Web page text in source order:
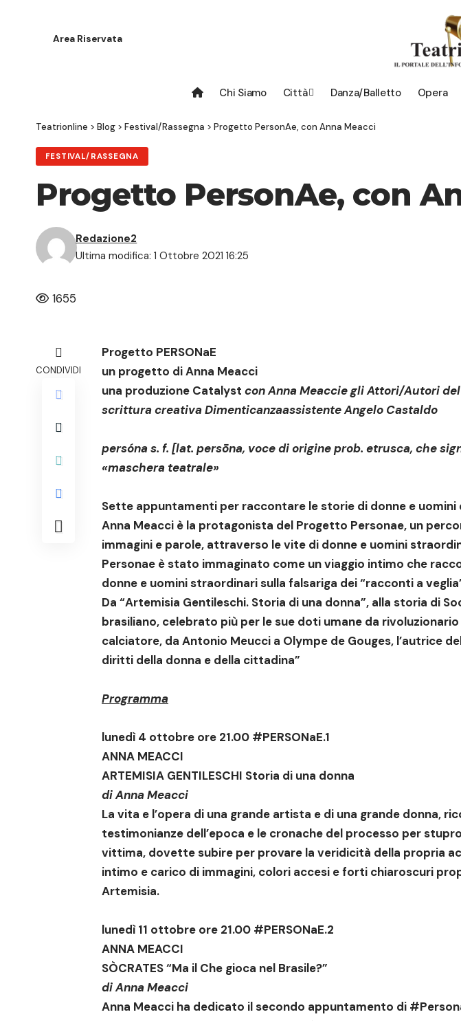
Area Riservata
Chi Siamo Città Danza/Balletto Opera
Teatrionline > Blog > Festival/Rassegna > Progetto PersonAe, con Anna Meacci
FESTIVAL/RASSEGNA
Progetto PersonAe, con
Ultima modifica: 1 Ottobre 2021 16:25
Redazione2
1655
CONDIVIDI
Progetto PERSONaE
un progetto di Anna Meacci
una produzione Catalyst conAnna Meaccie gliAttori/Autori
scrittura creativa DimenticanzaassistenteAngelo Castaldo
persóna s. f. [lat. persōna, voce di origine prob. etrusca, che
«maschera teatrale»
Sette appuntamenti per raccontare le storie di donne e uomini
Anna Meacci è la protagonista del Progetto Personae, un
immagini e parole, attraverso le vite di donne e uomini
Personae è stato immaginato come un viaggio intimo che
donne e uomini straordinari sulla falsariga dei “racconti a
Da “Artemisia Gentileschi. Storia di una donna”, alla storia di
brasiliano, celebrato più per le sue doti umane da
calciatore, da Antonio Meucci a Olympe de Gouges, l’autrice
diritti della donna e della cittadina”
Programma
lunedì 4 ottobre ore 21.00 #PERSONaE.1
ANNA MEACCI
ARTEMISIA GENTILESCHI Storia di una donna
diAnna Meacci
La vita e l’opera di una grande artista e di una grande donna,
testimonianze dell’epoca e le cronache del processo per
vittima, dovette subire per provare la veridicità della propria
intimo e carico di immagini, colori accesi e forti chiaroscuri
Artemisia.
lunedì 11 ottobre ore 21.00 #PERSONaE.2
ANNA MEACCI
SÒCRATES “Ma il Che gioca nel Brasile?”
diAnna Meacci
Anna Meacci ha dedicato il secondo appuntamento di